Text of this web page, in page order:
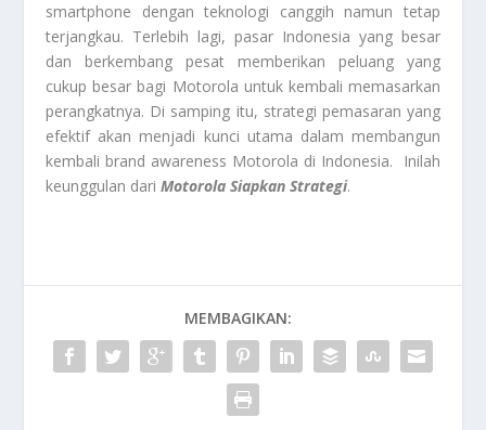
smartphone dengan teknologi canggih namun tetap
terjangkau. Terlebih lagi, pasar Indonesia yang besar
dan berkembang pesat memberikan peluang yang
cukup besar bagi Motorola untuk kembali memasarkan
perangkatnya. Di samping itu, strategi pemasaran yang
efektif akan menjadi kunci utama dalam membangun
kembali brand awareness Motorola di Indonesia. Inilah
keunggulan dariMotorola Siapkan Strategi.
MEMBAGIKAN: